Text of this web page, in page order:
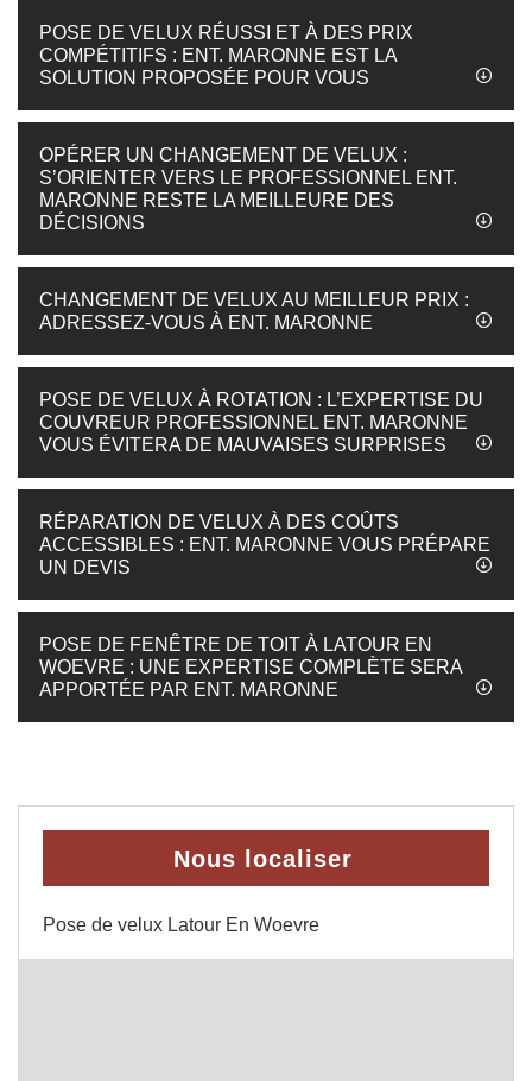
POSE DE VELUX RÉUSSI ET À DES PRIX
COMPÉTITIFS : ENT. MARONNE EST LA
SOLUTION PROPOSÉE POUR VOUS
OPÉRER UN CHANGEMENT DE VELUX :
S’ORIENTER VERS LE PROFESSIONNEL ENT.
MARONNE RESTE LA MEILLEURE DES
DÉCISIONS
CHANGEMENT DE VELUX AU MEILLEUR PRIX :
ADRESSEZ-VOUS À ENT. MARONNE
POSE DE VELUX À ROTATION : L’EXPERTISE DU
COUVREUR PROFESSIONNEL ENT. MARONNE
VOUS ÉVITERA DE MAUVAISES SURPRISES
RÉPARATION DE VELUX À DES COÛTS
ACCESSIBLES : ENT. MARONNE VOUS PRÉPARE
UN DEVIS
POSE DE FENÊTRE DE TOIT À LATOUR EN
WOEVRE : UNE EXPERTISE COMPLÈTE SERA
APPORTÉE PAR ENT. MARONNE
Nous localiser
Pose de velux Latour En Woevre